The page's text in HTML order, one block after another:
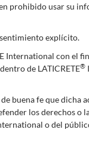
prohibido usar su
explícito.
International con el
de LATICRETE®
buena fe que dicha
los derechos o
o del